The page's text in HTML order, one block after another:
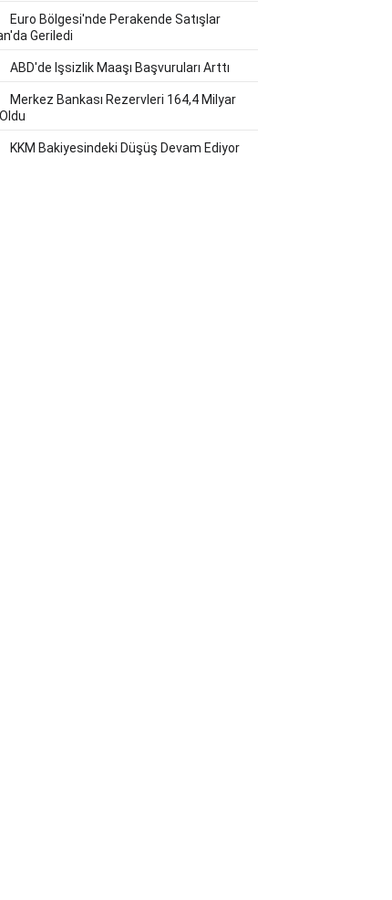
Euro Bölgesi'nde Perakende Satışlar
Geriledi
ABD'de Işsizlik Maaşı Başvuruları Arttı
Merkez Bankası Rezervleri 164,4 Milyar
KKM Bakiyesindeki Düşüş Devam Ediyor